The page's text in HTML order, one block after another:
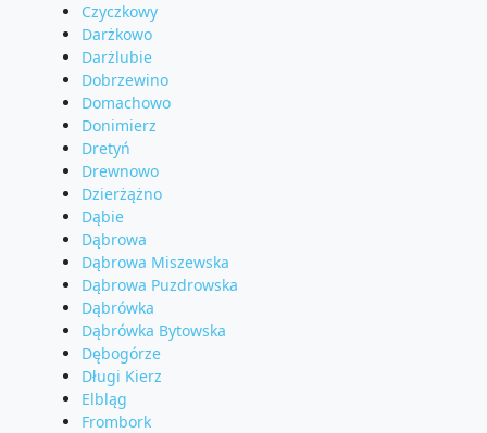
Czyczkowy
Darżkowo
Darżlubie
Dobrzewino
Domachowo
Donimierz
Dretyń
Drewnowo
Dzierżążno
Dąbie
Dąbrowa
Dąbrowa Miszewska
Dąbrowa Puzdrowska
Dąbrówka
Dąbrówka Bytowska
Dębogórze
Długi Kierz
Elbląg
Frombork